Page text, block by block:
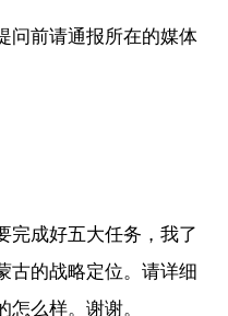
问前请通报所在的媒体
完成好五大任务，我了
古的战略定位。请详细
么样。谢谢。